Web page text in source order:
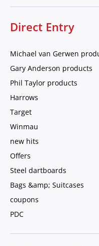
Direct Entry
Michael van Gerwen
Gary Anderson products
Phil Taylor products
Harrows
Target
Winmau
new hits
Offers
Steel dartboards
Bags &amp; Suitcases
coupons
PDC